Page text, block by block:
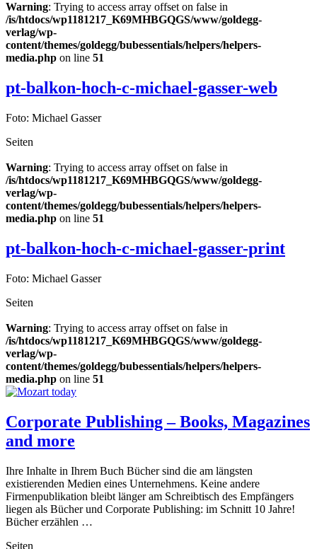
Warning: Trying to access array offset on false in
/is/htdocs/wp1181217_K69MHBGQGS/www/goldegg-
verlag/wp-
content/themes/goldegg/bubessentials/helpers/helpers-
media.php on line 51
pt-balkon-hoch-c-michael-gasser-web
Foto: Michael Gasser
Seiten
Warning: Trying to access array offset on false in
/is/htdocs/wp1181217_K69MHBGQGS/www/goldegg-
verlag/wp-
content/themes/goldegg/bubessentials/helpers/helpers-
media.php on line 51
pt-balkon-hoch-c-michael-gasser-print
Foto: Michael Gasser
Seiten
Warning: Trying to access array offset on false in
/is/htdocs/wp1181217_K69MHBGQGS/www/goldegg-
verlag/wp-
content/themes/goldegg/bubessentials/helpers/helpers-
media.php on line 51
Corporate Publishing – Books, Magazines
and more
Ihre Inhalte in Ihrem Buch Bücher sind die am längsten
existierenden Medien eines Unternehmens. Keine andere
Firmenpublikation bleibt länger am Schreibtisch des Empfängers
liegen als Bücher und Corporate Publishing: im Schnitt 10 Jahre!
Bücher erzählen …
Seiten